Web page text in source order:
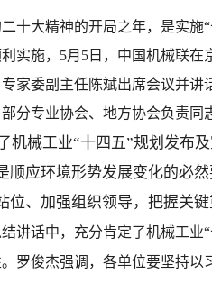
十大精神的开局之年，是实施
实施，5月5日，中国机械联在
家委副主任陈斌出席会议并
分专业协会、地方协会负责同
械工业“十四五”规划发布及
顺应环境形势发展变化的必
位、加强组织领导，把握关
话中，充分肯定了机械工业“
罗俊杰强调，各单位要坚持